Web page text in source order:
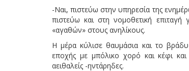
-Ναι, πιστεύω στην υπηρεσία της
πιστεύω και στη νομοθετική
«αγαθών» στους ανηλίκους.
Η μέρα κύλισε θαυμάσια και το
εποχής με μπόλικο χορό και κέφι
αειθαλείς -ηντάρηδες.